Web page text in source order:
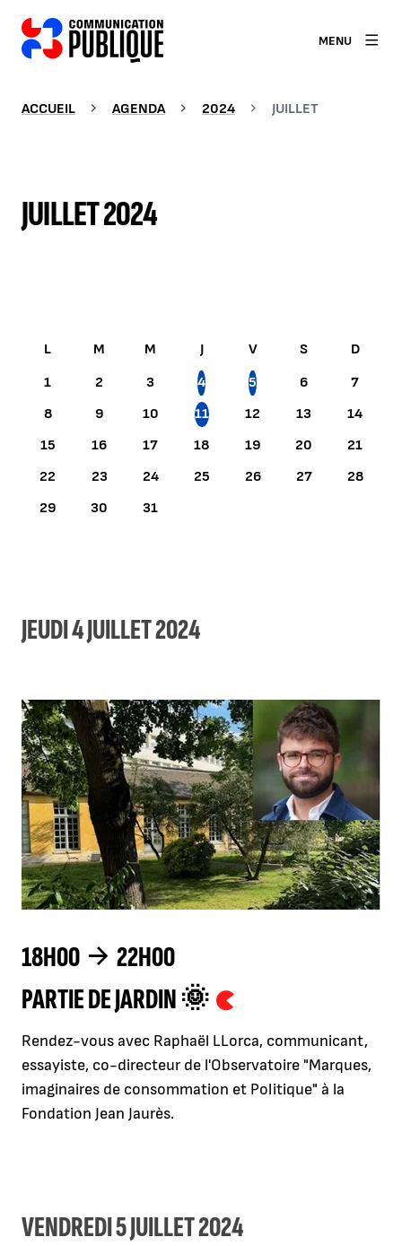
MENU
ACCUEIL AGENDA 2024 JUILLET
JUILLET 2024
JUILLET 2024
1 2 3 4 5 6
7
8
9 10 11 12 13
14
15
16 17 18 19 20
21
22
23 24 25 26 27
28
29
30 31
JEUDI 4 JUILLET 2024
PARTIE DE JARDIN 🌞
18H00 22H00
Rendez-vous avec Raphaël LLorca, communicant,
essayiste, co-directeur de l'Observatoire "Marques,
imaginaires de consommation et Politique" à la
Fondation Jean Jaurès.
VENDREDI 5 JUILLET 2024